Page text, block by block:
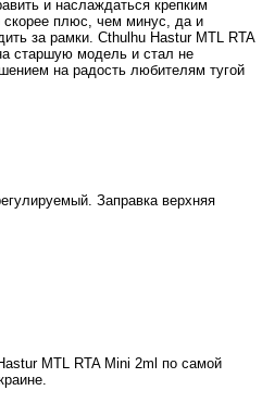
и наслаждаться крепким
плюс, чем минус, да и
за рамки. Cthulhu Hastur MTL RTA
старшую модель и стал не
на радость любителям тугой
Заправка верхняя
MTL RTA Mini 2ml по самой